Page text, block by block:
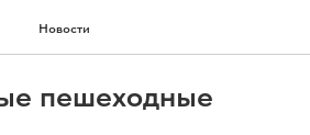
Новости
пешеходные